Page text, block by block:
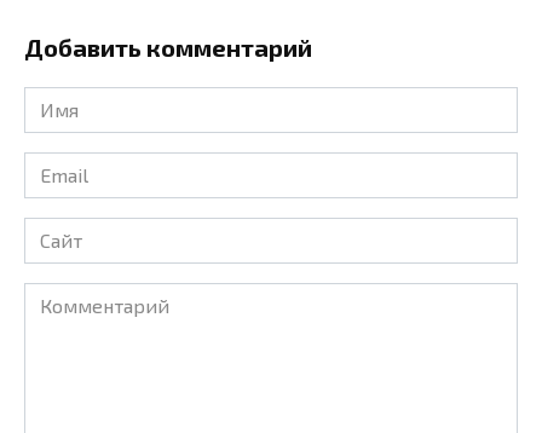
Добавить комментарий
Имя
*
Email
*
Сайт
Комментарий